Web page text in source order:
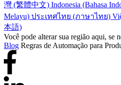
灣 (繁體中文) Indonesia (Bahasa
Melayu) ประเทศไทย (ภาษาไทย)
本語)
Você pode alterar sua região aqui, se
Blog Regras de Automação para